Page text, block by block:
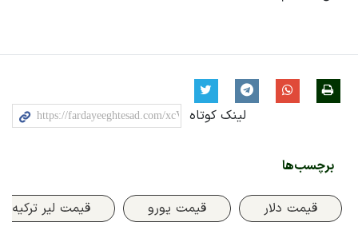
لینک کوتاه
برچسب‌ها
قیمت دلار قیمت یورو قیمت لیر ترکیه